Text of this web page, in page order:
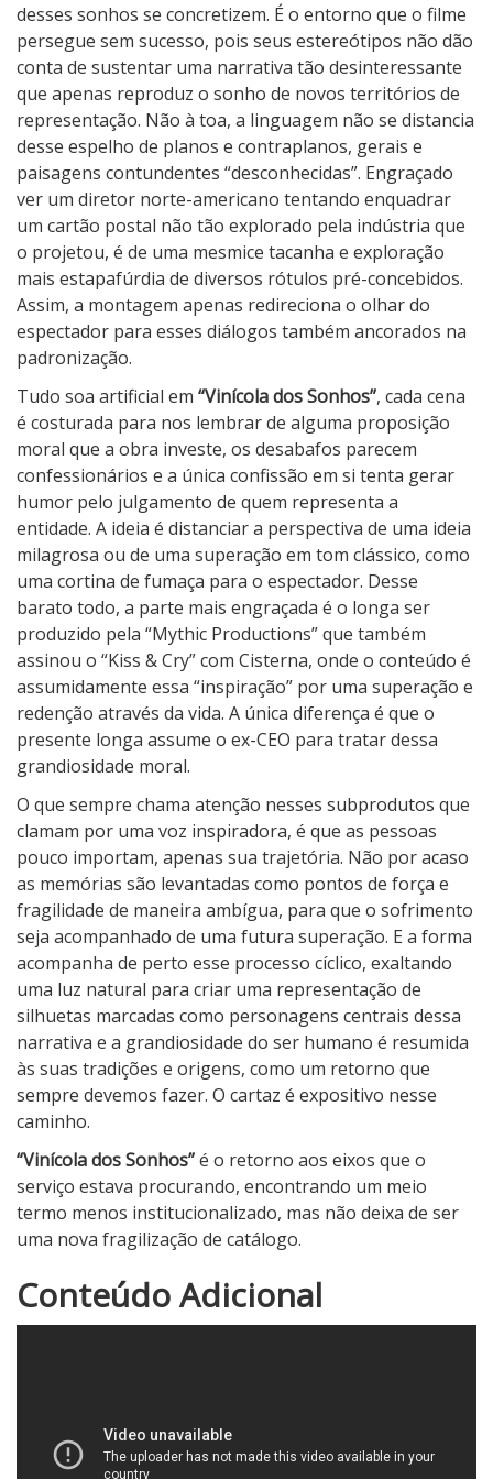
desses sonhos se concretizem. É o entorno que o filme
persegue sem sucesso, pois seus estereótipos não dão
conta de sustentar uma narrativa tão desinteressante
que apenas reproduz o sonho de novos territórios de
representação. Não à toa, a linguagem não se distancia
desse espelho de planos e contraplanos, gerais e
paisagens contundentes “desconhecidas”. Engraçado
ver um diretor norte-americano tentando enquadrar
um cartão postal não tão explorado pela indústria que
o projetou, é de uma mesmice tacanha e exploração
mais estapafúrdia de diversos rótulos pré-concebidos.
Assim, a montagem apenas redireciona o olhar do
espectador para esses diálogos também ancorados na
padronização.
Tudo soa artificial em “Vinícola dos Sonhos”, cada cena
é costurada para nos lembrar de alguma proposição
moral que a obra investe, os desabafos parecem
confessionários e a única confissão em si tenta gerar
humor pelo julgamento de quem representa a
entidade. A ideia é distanciar a perspectiva de uma ideia
milagrosa ou de uma superação em tom clássico, como
uma cortina de fumaça para o espectador. Desse
barato todo, a parte mais engraçada é o longa ser
produzido pela “Mythic Productions” que também
assinou o “Kiss & Cry” com Cisterna, onde o conteúdo é
assumidamente essa “inspiração” por uma superação e
redenção através da vida. A única diferença é que o
presente longa assume o ex-CEO para tratar dessa
grandiosidade moral.
O que sempre chama atenção nesses subprodutos que
clamam por uma voz inspiradora, é que as pessoas
pouco importam, apenas sua trajetória. Não por acaso
as memórias são levantadas como pontos de força e
fragilidade de maneira ambígua, para que o sofrimento
seja acompanhado de uma futura superação. E a forma
acompanha de perto esse processo cíclico, exaltando
uma luz natural para criar uma representação de
silhuetas marcadas como personagens centrais dessa
narrativa e a grandiosidade do ser humano é resumida
às suas tradições e origens, como um retorno que
sempre devemos fazer. O cartaz é expositivo nesse
caminho.
“Vinícola dos Sonhos”é o retorno aos eixos que o
serviço estava procurando, encontrando um meio
termo menos institucionalizado, mas não deixa de ser
uma nova fragilização de catálogo.
N
o
Conteúdo Adicional